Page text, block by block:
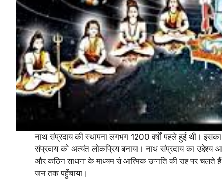
नाथ संप्रदाय की स्थापना लगभग 1200 वर्षों पहले हुई थी।
संप्रदाय को अत्यंत लोकप्रिय बनाया। नाथ संप्रदाय का उद्देश्य
और कठिन साधना के माध्यम से आत्मिक उन्नति की राह पर चलते
जन तक पहुँचाया।